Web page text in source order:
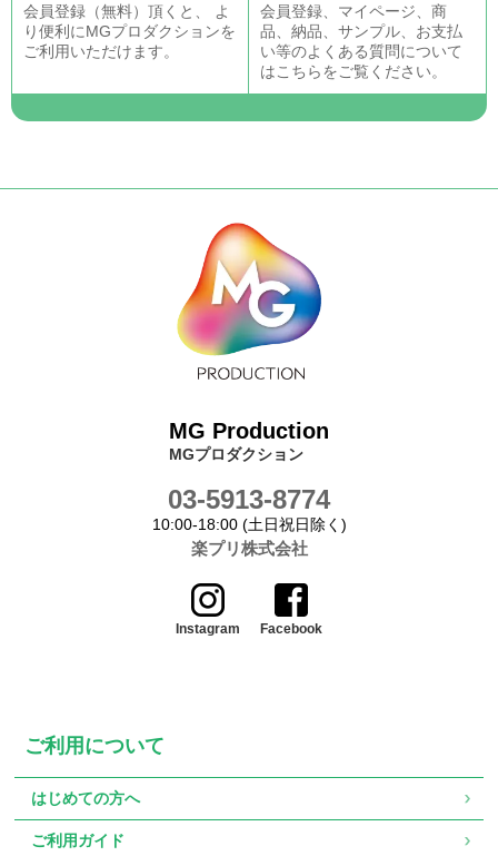
会員登録（無料）頂くと、 よ
り便利にMGプロダクションを
ご利用いただけます。
会員登録、マイページ、商
品、納品、サンプル、お支払
い等のよくある質問について
はこちらをご覧ください。
MG Production
MGプロダクション
03-5913-8774
10:00-18:00 (土日祝日除く)
楽プリ株式会社
Instagram Facebook
ご利用について
はじめての方へ
ご利用ガイド